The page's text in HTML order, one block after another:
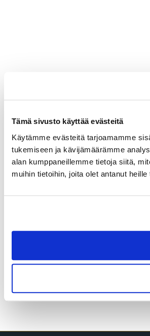
Tämä sivusto käyttää evästeitä
Käytämme evästeitä tarjoamamme
tukemiseen ja kävijämäärämme
alan kumppaneillemme tietoja siitä,
muihin tietoihin, joita olet antanut